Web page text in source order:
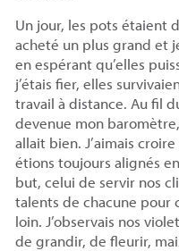
Un jour, les pots étaient
acheté un plus grand et
en espérant qu’elles
j’étais fier, elles
travail à distance. Au fil
devenue mon
allait bien. J’aimais
étions toujours alignés
but, celui de servir nos
talents de chacune pour
loin. J’observais nos
de grandir, de fleurir,